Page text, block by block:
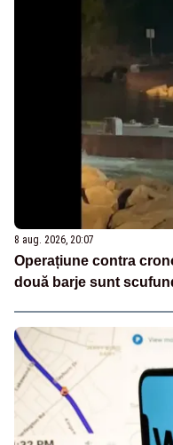
8 aug. 2026, 20:07
Operațiune contra
două barje sunt